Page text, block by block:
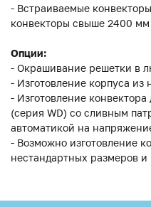
- Встраиваемые
конвекторы свыше 2400 мм
Опции:
- Окрашивание решетки в
- Изготовление корпуса
- Изготовление
(серия WD) со сливным
автоматикой на
- Возможно изготовление
нестандартных размеров